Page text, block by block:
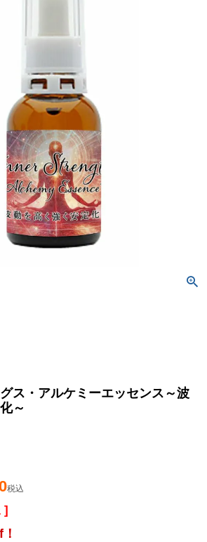
ス・アルケミーエッセンス～波
～
税込
]